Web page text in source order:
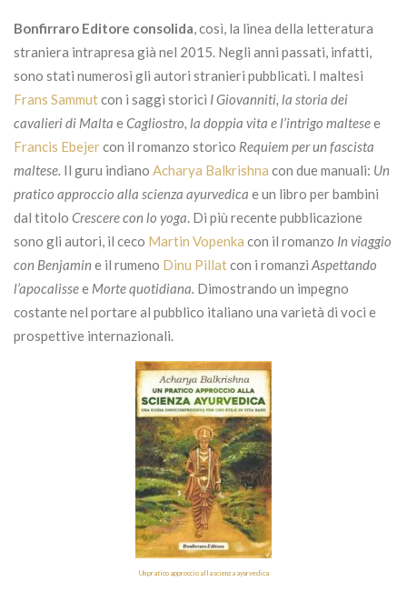
Bonfirraro Editore consolida, così, la linea della letteratura
straniera intrapresa già nel 2015. Negli anni passati, infatti,
sono stati numerosi gli autori stranieri pubblicati. I maltesi
Frans Sammutcon i saggi storici I Giovanniti, la storia dei
cavalieri di Malta eCagliostro, la doppia vita e l’intrigo maltesee
Francis Ebejercon il romanzo storico Requiem per un fascista
maltese. Il guru indiano Acharya Balkrishna con due manuali: Un
pratico approccio alla scienza ayurvedica e un libro per bambini
dal titolo Crescere con lo yoga. Di più recente pubblicazione
sono gli autori, il ceco Martin Vopenka con il romanzo In viaggio
con Benjamin e il rumeno Dinu Pillatcon i romanzi Aspettando
l’apocalissee Morte quotidiana. Dimostrando un impegno
costante nel portare al pubblico italiano una varietà di voci e
prospettive internazionali.
Un pratico approccio alla scienza ayurvedica